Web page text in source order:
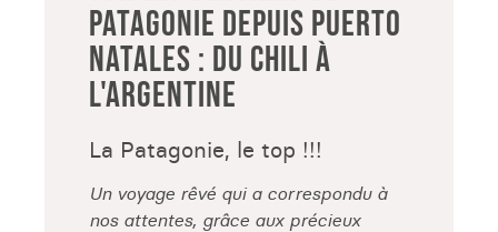
PATAGONIE DEPUIS PUERTO
NATALES : DU CHILI À
L'ARGENTINE
La Patagonie, le top !!!
Un voyage rêvé qui a correspondu à
nos attentes, grâce aux précieux